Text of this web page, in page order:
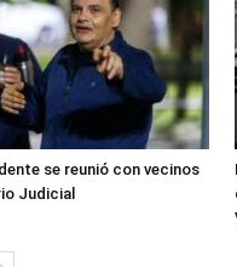
se reunió con vecinos
Judicial